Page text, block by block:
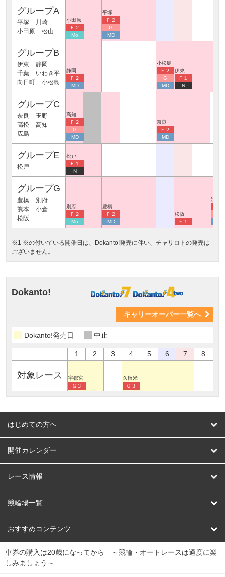
グループA
平塚
川崎
小田原
松山
小田原
Ｆ２
Mo
平塚
Ｆ２
G
MD
グループB
伊東
静岡
千葉
いわき平
向日町
小松島
静岡
Ｆ２
MD
小松島
Ｆ２
G
MD
伊東
Ｆ１
N
グループC
奈良
玉野
高松
高知
広島
高知
Ｆ２
G
MD
奈良
Ｆ２
MD
グループE
松戸
松戸
Ｆ１
N
グループG
豊橋
別府
熊本
小倉
松阪
別府
Ｆ２
Mo
豊橋
Ｆ２
MD
松阪
Ｆ１
別府
※1 ※の付いている開催日は、Dokanto!発売に伴い、チャリロトの発売は
ございません。
Dokanto!
キャリーオーバー一覧へ
Dokanto!発売日 中止
1 2 3 4 5 6 7 8
対象レース
宇都宮
Ｇ３
久留米
Ｇ３
はじめての方へ
はじめての方へ
開催カレンダー
競輪
オートレース
競輪くじ
Dokanto!
レース情報
レース予想
レース結果
キャリーオーバー一覧
競輪場一覧
北日本 函館競輪場
関
東
弥彦競輪場 前橋競輪場 取手競輪場 宇都宮競輪場
おすすめコンテンツ
競輪選手情報
車券の購入は20歳になってから ～競輪・オートレースは適度に楽
しみましょう～